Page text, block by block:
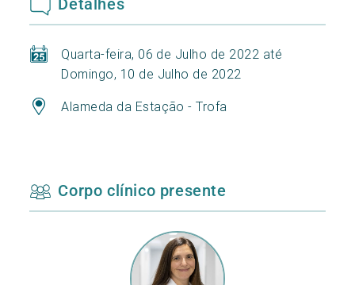
Detalhes
Quarta-feira, 06 de Julho de 2022 até
Domingo, 10 de Julho de 2022
Alameda da Estação - Trofa
Corpo clínico presente